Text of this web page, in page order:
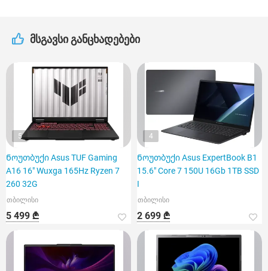
მსგავსი განცხადებები
5
Ნოუთბუქი Asus TUF Gaming
A16 16" Wuxga 165Hz Ryzen 7
260 32G
თბილისი
5 499 ₾
4
Ნოუთბუქი Asus ExpertBook B1
15.6" Core 7 150U 16Gb 1TB SSD
I
თბილისი
2 699 ₾